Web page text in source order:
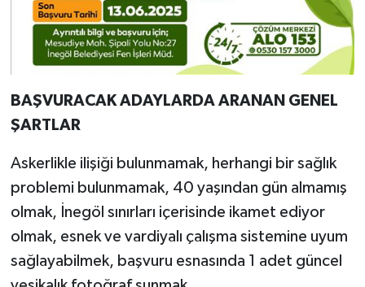
BAŞVURACAK ADAYLARDA ARANAN GENEL
ŞARTLAR
Askerlikle ilişiği bulunmamak, herhangi bir sağlık
problemi bulunmamak, 40 yaşından gün almamış
olmak, İnegöl sınırları içerisinde ikamet ediyor
olmak, esnek ve vardiyalı çalışma sistemine uyum
sağlayabilmek, başvuru esnasında 1 adet güncel